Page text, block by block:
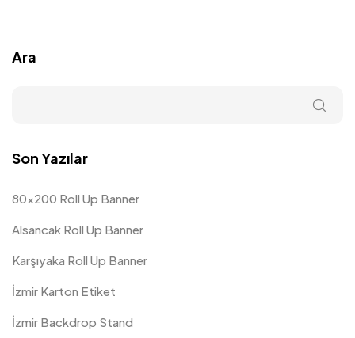
Ara
Son Yazılar
80×200 Roll Up Banner
Alsancak Roll Up Banner
Karşıyaka Roll Up Banner
İzmir Karton Etiket
İzmir Backdrop Stand